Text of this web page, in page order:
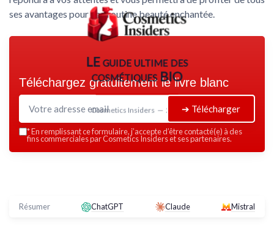
ses avantages pour une routine beauté enchantée.
LE guide ultime des
cosmétiques BIO
Cosmetics Insiders — 2026
Téléchargez gratuitement le livre blanc
➔ Télécharger
*En remplissant ce formulaire, j’accepte d’être contacté(e) à des
fins commerciales par Cosmetics Insiders et ses partenaires.
Résumer ChatGPT Claude Mistral